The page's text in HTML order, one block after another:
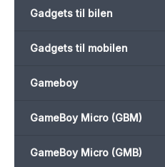
Gadgets til bilen
Gadgets til mobilen
Gameboy
GameBoy Micro (GBM)
GameBoy Micro (GMB)